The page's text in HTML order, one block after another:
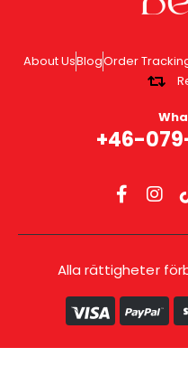
About UsBlogOrder
+46-
Alla rättigheter